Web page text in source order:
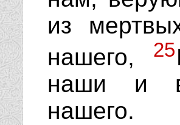
из
нашего,
25
наши и
нашего.